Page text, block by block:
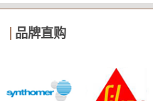
品牌直购